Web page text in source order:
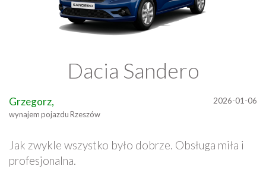
Dacia Sandero
2026-01-06
Grzegorz,
wynajem pojazdu Rzeszów
Jak zwykle wszystko było dobrze. Obsługa miła i
profesjonalna.